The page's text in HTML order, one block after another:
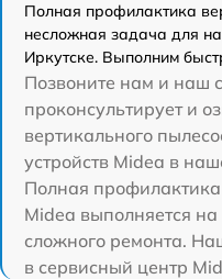
Полная профилактика
несложная задача для
Иркутске. Выполним
Позвоните нам и наш
проконсультирует и
вертикального
устройств Midea в
Полная
Midea выполняется на
сложного ремонта.
в сервисный центр